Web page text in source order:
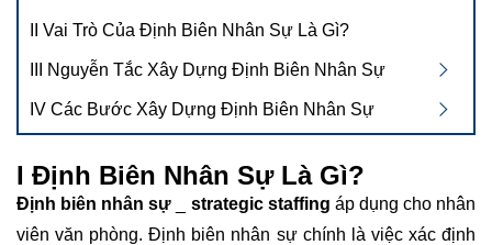
II Vai Trò Của Định Biên Nhân Sự Là Gì?
III Nguyễn Tắc Xây Dựng Định Biên Nhân Sự
IV Các Bước Xây Dựng Định Biên Nhân Sự
I Định Biên Nhân Sự Là Gì?
Định biên nhân sự strategic staffing áp dụng cho nhân
viên văn phòng. Định biên nhân sự chính là việc xác định